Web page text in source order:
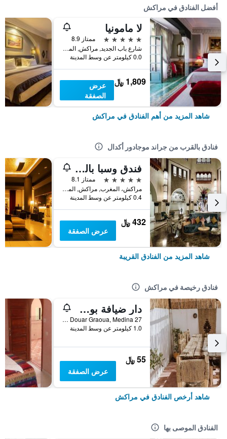
أفضل الفنادق في مراكش
لا مامونيا
5 نجوم
ممتاز 8.9
شارع باب الجديد, مراكش, المغرب
0.0 كيلومتر عن وسط المدينة
1,809 ﷼
عرض
الصفقة
شاهد المزيد من أهم الفنادق في مراكش
فنادق بالقرب من جراند موجادور أكدال
فندق وسبا بالم بلازا
5 نجوم
ممتاز 8.1
مراكش، المغرب, مراكش, المغرب
0.4 كيلومتر عن وسط المدينة
432 ﷼
عرض الصفقة
شاهد المزيد من الفنادق القريبة
فنادق رخيصة في مراكش
دار ضيافة بوهو 27، مراكش
27 Derb Cherkaoui Douar Graoua, Medina, مراكش, المغرب
1.0 كيلومتر عن وسط المدينة
55 ﷼
عرض الصفقة
شاهد أرخص الفنادق في مراكش
الفنادق الموصى بها